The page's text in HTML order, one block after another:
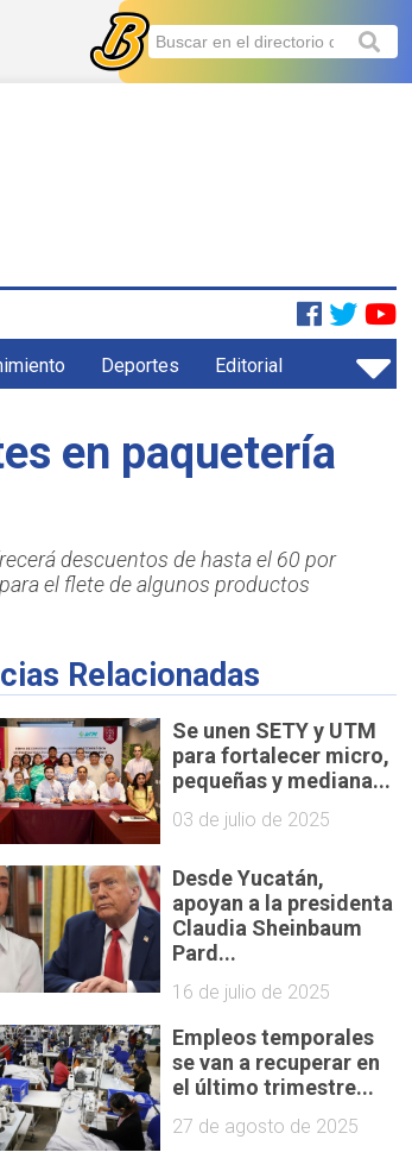
Deportes Editorial
en paquetería
descuentos de hasta el 60 por
el flete de algunos productos
Relacionadas
Se unen SETY y UTM
para fortalecer micro,
pequeñas y mediana...
03 de julio de 2025
Desde Yucatán,
apoyan a la presidenta
Claudia Sheinbaum
Pard...
16 de julio de 2025
Empleos temporales
se van a recuperar en
el último trimestre...
27 de agosto de 2025